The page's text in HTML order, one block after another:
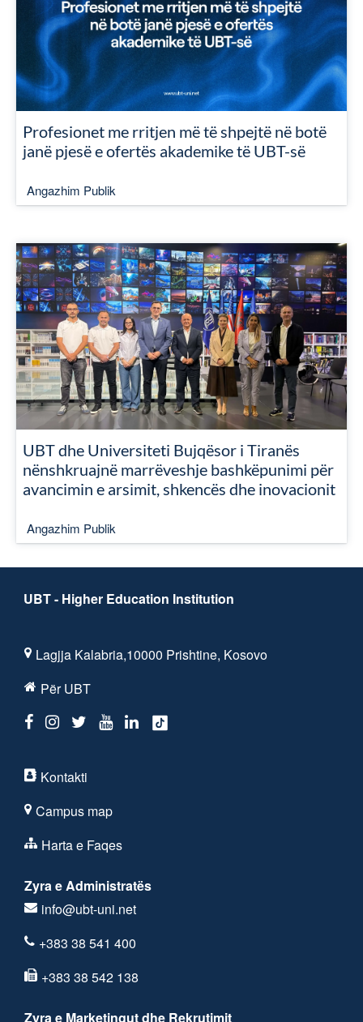
Profesionet me rritjen më të shpejtë në botë
janë pjesë e ofertës akademike të UBT-së
Angazhim Publik
UBT dhe Universiteti Bujqësor i Tiranës
nënshkruajnë marrëveshje bashkëpunimi për
avancimin e arsimit, shkencës dhe inovacionit
Angazhim Publik
UBT - Higher Education Institution
Lagjja Kalabria,10000 Prishtine, Kosovo
Për UBT
Kontakti
Campus map
Harta e Faqes
Zyra e Administratës
info@ubt-uni.net
+383 38 541 400
+383 38 542 138
Zyra e Marketingut dhe Rekrutimit